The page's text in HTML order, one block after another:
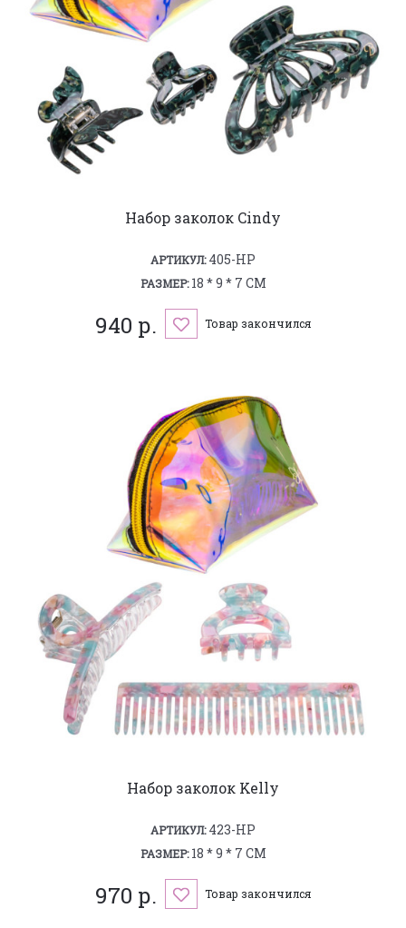
Набор заколок Cindy
АРТИКУЛ:405-HP
РАЗМЕР:18 * 9 * 7 СМ
940 р. Товар закончился
Набор заколок Kelly
АРТИКУЛ:423-HP
РАЗМЕР:18 * 9 * 7 СМ
970 р. Товар закончился